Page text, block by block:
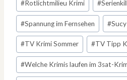
#Rotlichtmilieu Krimi #
#Spannung im Fernsehen #
#TV Krimi Sommer #TV Tipp
#Welche Krimis laufen im 3sat-